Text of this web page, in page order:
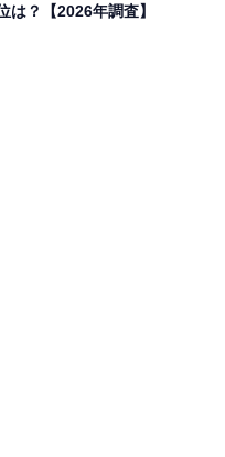
れます」（40代男性
は？【2026年調査】